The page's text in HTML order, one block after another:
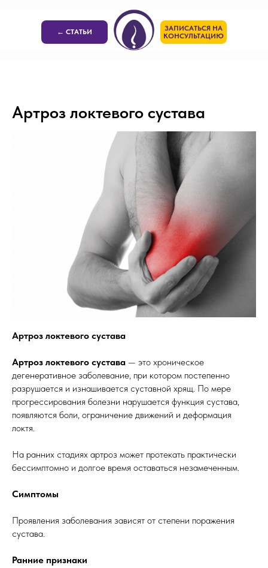
← СТАТЬИ
ЗАПИСАТЬСЯ НА
КОНСУЛЬТАЦИЮ
Артроз локтевого сустава
Артроз локтевого сустава
Артроз локтевого сустава — это хроническое
дегенеративное заболевание, при котором постепенно
разрушается и изнашивается суставной хрящ. По мере
прогрессирования болезни нарушается функция сустава,
появляются боли, ограничение движений и деформация
локтя.
На ранних стадиях артроз может протекать практически
бессимптомно и долгое время оставаться незамеченным.
Симптомы
Проявления заболевания зависят от степени поражения
сустава.
Ранние признаки